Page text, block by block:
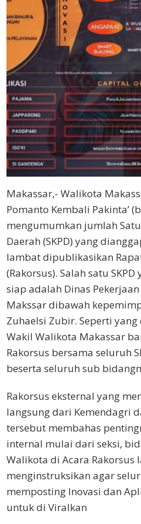
Makassar,- Walikota
Pomanto Kembali Pakinta’
mengumumkan jumlah
Daerah (SKPD) yang
lambat dipublikasikan
(Rakorsus). Salah satu
siap adalah Dinas
Makssar dibawah
Zuhaelsi Zubir. Seperti
Wakil Walikota Makassar
Rakorsus bersama seluruh
beserta seluruh sub
Rakorsus eksternal yang
langsung dari Kemendagri
tersebut membahas
internal mulai dari seksi,
Walikota di Acara Rakorsus
menginstruksikan agar
memposting Inovasi dan
untuk di Viralkan